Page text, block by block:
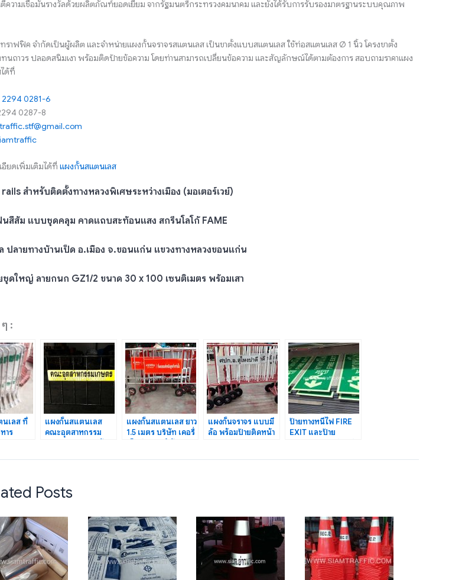
ตีความเชื่อมั่นรางวัลด้วยผลิตภัณฑ์ยอดเยี่ยม จากรัฐมนตรีกระทรวงคมนาคม และยังได้รับการรับรองมาตรฐานระบบคุณภาพ
ราฟฟิค จำกัดเป็นผู้ผลิต และจำหน่ายแผงกั้นจราจรสแตนเลส เป็นขาตั้งแบบสแตนเลส ใช้ท่อสแตนเลส Ø 1 นิ้ว โครงขาตั้ง
ถาวร ปลอดสนิมเงา พร้อมติดป้ายข้อความ โดยท่านสามารถเปลี่ยนข้อความ และสัญลักษณ์ได้ตามต้องการ สอบถามราคาแผง
ด้ที่
2294 0281-6
0287-8
อียดเพิ่มเติมได้ที่ แผงกั้นสแตนเลส
สำหรับติดตั้งทางหลวงพิเศษระหว่างเมือง (มอเตอร์เวย์)
นสีส้ม แบบชุดคลุม คาดแถบสะท้อนแสง สกรีนโลโก้ FAME
ล ปลายทางบ้านเป็ด อ.เมือง จ.ขอนแก่น แขวงทางหลวงขอนแก่น
ชุดใหญ่ ลายกนก GZ1/2 ขนาด 30 x 100 เซนติเมตร พร้อมเสา
:
เลส ที่
าร
แผงกั้นสแตนเลส
คณะอุตสาหกรรม
แผงกั้นสแตนเลส ยาว
1.5 เมตร บริษัท เคอรี่
แผงกั้นจราจร แบบมี
ล้อ พร้อมป้ายติดหน้า
ป้ายทางหนีไฟ FIRE
EXIT และป้าย
Posts